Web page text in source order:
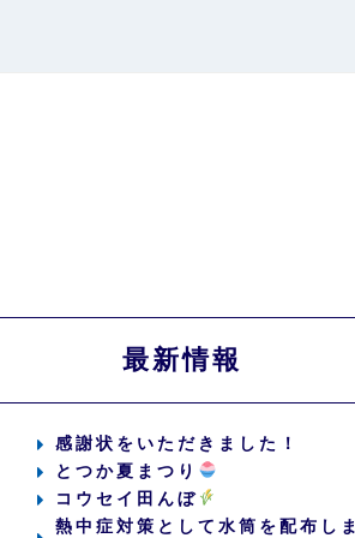
最新情報
感謝状をいただきました！
とつか夏まつり
コウセイ田んぼ
熱中症対策として水筒を配布しま